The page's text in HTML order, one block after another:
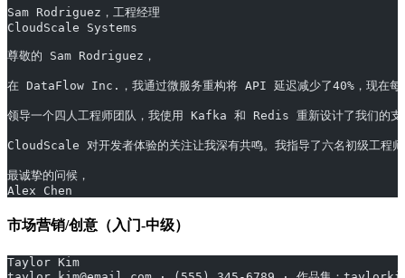
Sam Rodriguez，工程经理
CloudScale Systems
尊敬的 Sam Rodriguez，
在 DataFlow Inc.，我通过微服务重构将 API 延迟减少了40%，现在每
领导一个四人工程师团队，我使用 Kafka 和 Redis 重新设计了我们的支
CloudScale 对开发者体验的关注让我深有共鸣。我指导了六名初级工程
最诚挚的问候，
Alex Chen
市场营销/创意（入门-中级）
Taylor Kim